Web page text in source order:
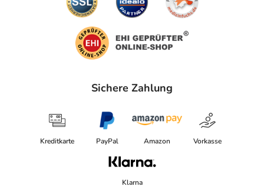
Sichere Zahlung
Kreditkarte PayPal Amazon Vorkasse
Klarna